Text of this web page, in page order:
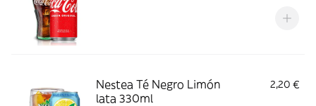
Nestea Té Negro Limón
lata 330ml
2,20 €